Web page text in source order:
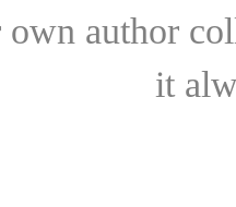
author
it